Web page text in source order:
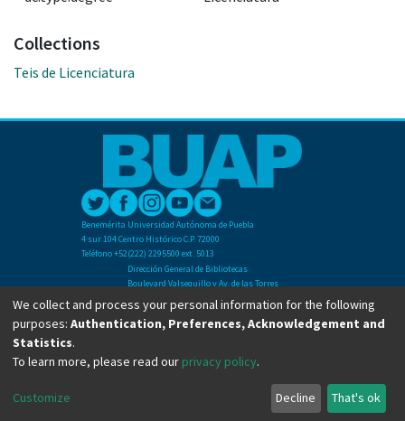
Collections
Teis de Licenciatura
Benemérita Universidad Autónoma de Puebla
4 sur 104 Centro Histórico C.P. 72000
Teléfono +52(222) 2295500 ext. 5013
Dirección General de Bibliotecas
Boulevard Valsequillo y Av. de las Torres
Ciudad Universitaria. Col. San Manuel
C.P. 72570
Teléfono +52 (222) 2295500 Ext 2901
Copyright © Dirección General de Bibliotecas - BUAP 2024. All right reserved.
We collect and process your personal information for the following
purposes: Authentication, Preferences, Acknowledgement and
Statistics.
To learn more, please read our privacy policy.
Customize Decline That's ok